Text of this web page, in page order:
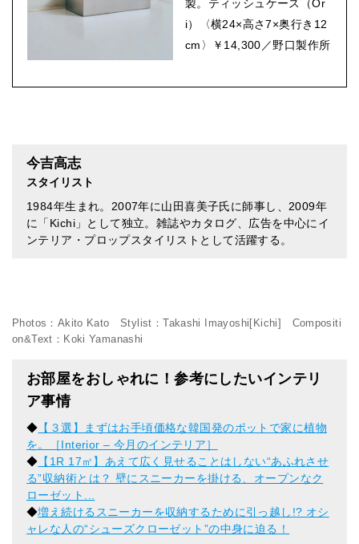
製。ティッシュケース（Or
i）〈横24×高さ7×奥行き12
cm〉￥14,300／野口製作所
今吉高志
スタイリスト
1984年生まれ。2007年に山田喜美子氏に師事し、2009年
に「Kichi」として独立。雑誌やカタログ、広告を中心にイ
ンテリア・プロップスタイリストとして活躍する。
Photos：Akito Kato Stylist：Takashi Imayoshi[Kichi] Compositi
on&Text：Koki Yamanashi
お部屋をおしゃれに！参考にしたいインテリ
ア事情
◆ 【３選】まずはお手頃価格な韓国発のポットで家に植物
を。［Interior – 今月のインテリア］
◆ 【1R 17㎡】あえて広く見せることはしない“あふれさせ
る”収納術とは？ 壁にスニーカーを掛ける、オープンなク
ローゼット...
◆増え続けるスニーカーを収納するために引っ越し!? オシ
ャレな人の“シューズクローゼット”の中身に迫る！